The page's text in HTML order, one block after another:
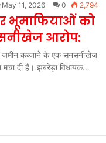
May 11, 2026 0 2,794
भूमाफियाओं को
आरोप:
जमीन कब्जाने के एक सनसनीखेज
मचा दी है। झबरेड़ा विधायक…